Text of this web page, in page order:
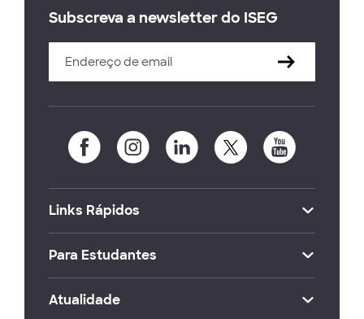
Subscreva a newsletter do ISEG
Links Rápidos
Para Estudantes
Atualidade